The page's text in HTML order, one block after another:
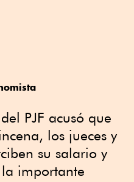
PJF acusó que
los jueces y
su salario y
importante